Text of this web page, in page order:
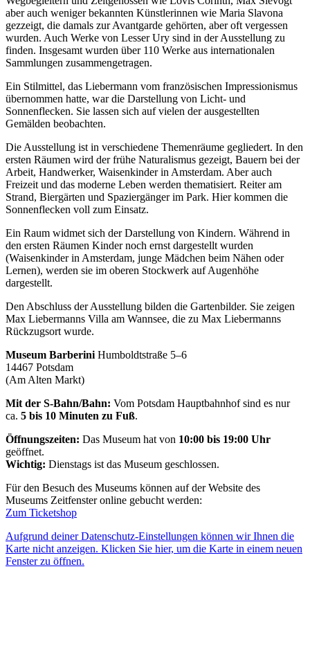
aber auch weniger bekannten Künstlerinnen wie Maria Slavona
gezzeigt, die damals zur Avantgarde gehörten, aber oft vergessen
wurden. Auch Werke von Lesser Ury sind in der Ausstellung zu
finden. Insgesamt wurden über 110 Werke aus internationalen
Sammlungen zusammengetragen.
Ein Stilmittel, das Liebermann vom französischen Impressionismus
übernommen hatte, war die Darstellung von Licht- und
Sonnenflecken. Sie lassen sich auf vielen der ausgestellten
Gemälden beobachten.
Die Ausstellung ist in verschiedene Themenräume gegliedert. In den
ersten Räumen wird der frühe Naturalismus gezeigt, Bauern bei der
Arbeit, Handwerker, Waisenkinder in Amsterdam. Aber auch
Freizeit und das moderne Leben werden thematisiert. Reiter am
Strand, Biergärten und Spaziergänger im Park. Hier kommen die
Sonnenflecken voll zum Einsatz.
Ein Raum widmet sich der Darstellung von Kindern. Während in
den ersten Räumen Kinder noch ernst dargestellt wurden
(Waisenkinder in Amsterdam, junge Mädchen beim Nähen oder
Lernen), werden sie im oberen Stockwerk auf Augenhöhe
dargestellt.
Den Abschluss der Ausstellung bilden die Gartenbilder. Sie zeigen
Max Liebermanns Villa am Wannsee, die zu Max Liebermanns
Rückzugsort wurde.
Museum Barberini Humboldtstraße 5–6
14467 Potsdam
(Am Alten Markt)
Mit der S-Bahn/Bahn: Vom Potsdam Hauptbahnhof sind es nur
ca. 5 bis 10 Minuten zu Fuß.
Öffnungszeiten: Das Museum hat von 10:00 bis 19:00 Uhr
geöffnet.
Wichtig: Dienstags ist das Museum geschlossen.
Für den Besuch des Museums können auf der Website des
Museums Zeitfenster online gebucht werden:
Zum Ticketshop
Aufgrund deiner Datenschutz-Einstellungen können wir Ihnen die
Karte nicht anzeigen. Klicken Sie hier, um die Karte in einem neuen
Fenster zu öffnen.